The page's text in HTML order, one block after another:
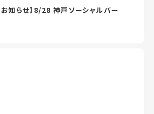
お知らせ】8/28 神戸ソーシャルバー